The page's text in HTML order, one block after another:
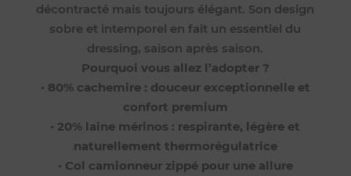
décontracté mais toujours élégant. Son design
sobre et intemporel en fait un essentiel du
dressing, saison après saison.
Pourquoi vous allez l’adopter ?
• 80% cachemire : douceur exceptionnelle et
confort premium
• 20% laine mérinos : respirante, légère et
naturellement thermorégulatrice
• Col camionneur zippé pour une allure